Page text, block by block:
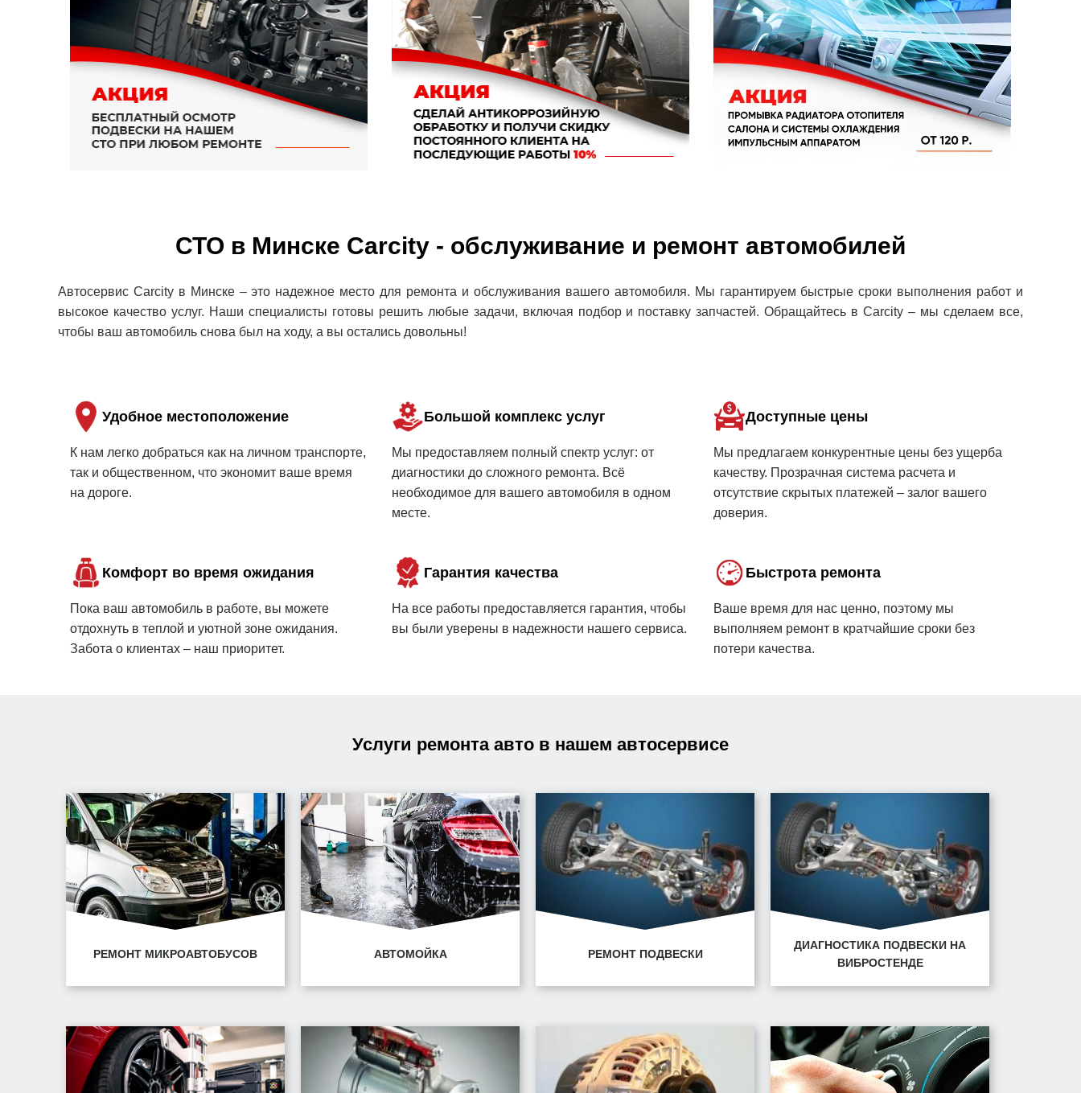
СТО в Минске Carcity - обслуживание и ремонт автомобилей
Автосервис Carcity в Минске – это надежное место для ремонта и обслуживания вашего автомобиля. Мы гарантируем быстрые сроки выполнения работ и
высокое качество услуг. Наши специалисты готовы решить любые задачи, включая подбор и поставку запчастей. Обращайтесь в Carcity – мы сделаем все,
чтобы ваш автомобиль снова был на ходу, а вы остались довольны!
Удобное местоположение
К нам легко добраться как на личном транспорте,
так и общественном, что экономит ваше время
на дороге.
Большой комплекс услуг
Мы предоставляем полный спектр услуг: от
диагностики до сложного ремонта. Всё
необходимое для вашего автомобиля в одном
месте.
Доступные цены
Мы предлагаем конкурентные цены без ущерба
качеству. Прозрачная система расчета и
отсутствие скрытых платежей – залог вашего
доверия.
Комфорт во время ожидания
Пока ваш автомобиль в работе, вы можете
отдохнуть в теплой и уютной зоне ожидания.
Забота о клиентах – наш приоритет.
Гарантия качества
На все работы предоставляется гарантия, чтобы
вы были уверены в надежности нашего сервиса.
Быстрота ремонта
Ваше время для нас ценно, поэтому мы
выполняем ремонт в кратчайшие сроки без
потери качества.
Услуги ремонта авто в нашем автосервисе
РЕМОНТ МИКРОАВТОБУСОВ АВТОМОЙКА
+375291218585
РЕМОНТ ПОДВЕСКИ
Минск, ул. Володько, 30
ДИАГНОСТИКА ПОДВЕСКИ НА
ВИБРОСТЕНДЕ